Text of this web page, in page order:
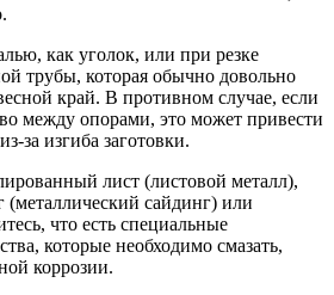
как уголок, или при резке
трубы, которая обычно довольно
край. В противном случае, если
между опорами, это может привести
за изгиба заготовки.
лист (листовой металл),
(металлический сайдинг) или
что есть специальные
которые необходимо смазать,
коррозии.